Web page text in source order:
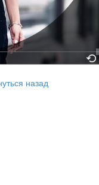
назад